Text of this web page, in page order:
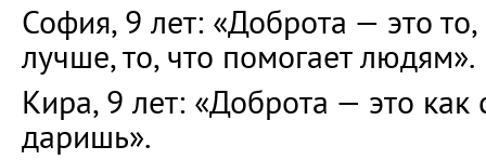
София, 9 лет: «Доброта — это
лучше, то, что помогает людям».
Кира, 9 лет: «Доброта — это как
даришь».